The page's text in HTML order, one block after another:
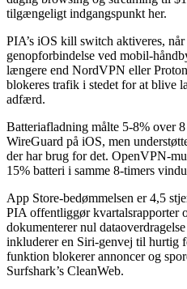
tilgængeligt indgangspunkt her.
PIA’s iOS kill switch aktiveres,
genopforbindelse ved mobil-
længere end NordVPN eller
blokeres trafik i stedet for at blive
adfærd.
Batteriafladning målte 5-8% over
WireGuard på iOS, men
der har brug for det. OpenVPN-
15% batteri i samme 8-timers
App Store-bedømmelsen er 4,5
PIA offentliggør kvartalsrapporter
dokumenterer nul
inkluderer en Siri-genvej til hurtig
funktion blokerer annoncer og
Surfshark’s CleanWeb.